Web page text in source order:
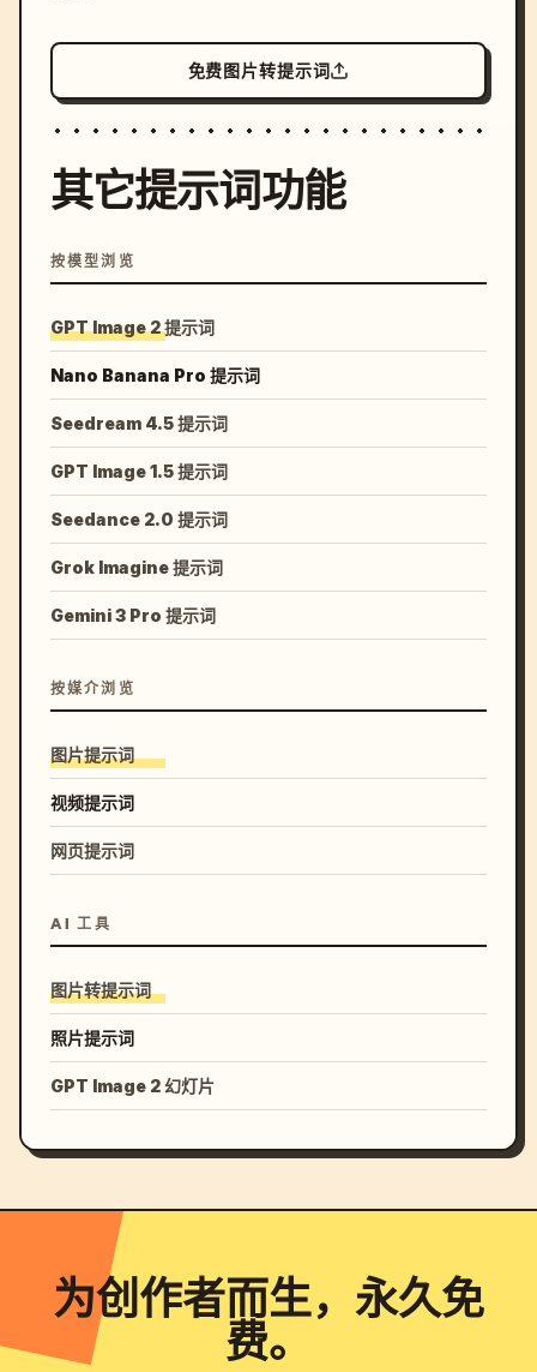
免费图片转提示词
其它提示词功能
按模型浏览
GPT Image 2 提示词
Nano Banana Pro 提示词
Seedream 4.5 提示词
GPT Image 1.5 提示词
Seedance 2.0 提示词
Grok Imagine 提示词
Gemini 3 Pro 提示词
按媒介浏览
图片提示词
视频提示词
网页提示词
AI 工具
图片转提示词
照片提示词
GPT Image 2 幻灯片
为创作者而生，永久免
费。